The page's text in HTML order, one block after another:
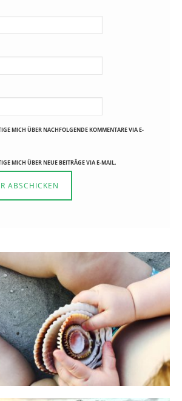
MICH ÜBER NACHFOLGENDE KOMMENTARE VIA E-
MICH ÜBER NEUE BEITRÄGE VIA E-MAIL.
in der Elternzeit
16. SEPTEMBER 2019